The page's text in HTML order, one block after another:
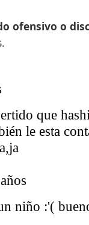
ofensivo o